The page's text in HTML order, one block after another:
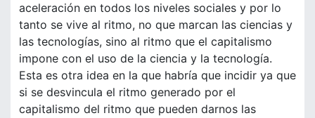
aceleración en todos los niveles sociales y por lo
tanto se vive al ritmo, no que marcan las ciencias y
las tecnologías, sino al ritmo que el capitalismo
impone con el uso de la ciencia y la tecnología.
Esta es otra idea en la que habría que incidir ya que
si se desvincula el ritmo generado por el
capitalismo del ritmo que pueden darnos las